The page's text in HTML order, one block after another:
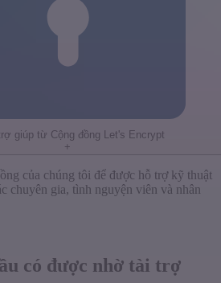
giúp từ Cộng đồng Let's Encrypt
+
của chúng tôi để được hỗ trợ kỹ thuật
chuyên gia, tình nguyện viên và nhân
có được nhờ tài trợ